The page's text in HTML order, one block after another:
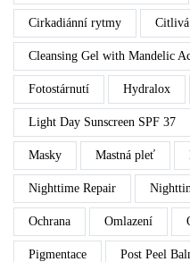
Cirkadiánní rytmy
Cleansing Gel with Mandelic
Fotostárnutí Hydralox
Light Day Sunscreen SPF 37
Masky Mastná pleť
Nighttime Repair
Ochrana Omlazení
Pigmentace Post Peel